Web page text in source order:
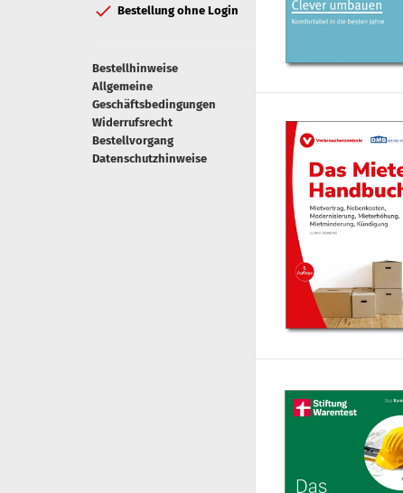
Bestellung ohne Login
Bestellhinweise
Allgemeine
Geschäftsbedingungen
Widerrufsrecht
Bestellvorgang
Datenschutzhinweise